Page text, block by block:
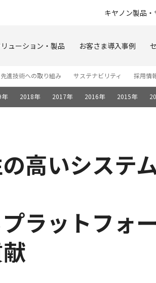
キヤノン製品
リューション・製品 お客さま導入事例
進技術への取り組み サステナビリティ 採用情
年 2018年 2017年 2016年 2015年
高いシステ
ラットフォ